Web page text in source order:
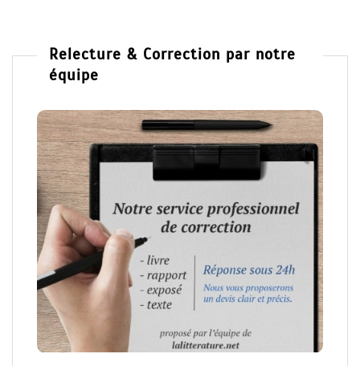
Relecture & Correction par notre
équipe